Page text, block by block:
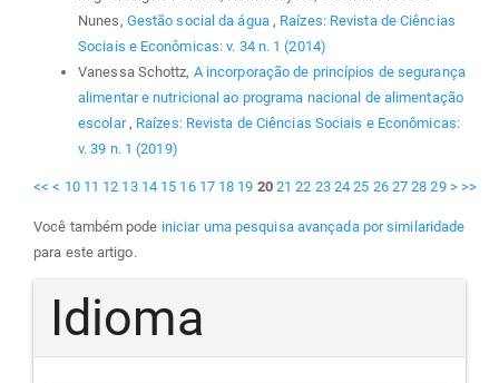
Nunes, Gestão social da água , Raízes: Revista de Ciências
Sociais e Econômicas: v. 34 n. 1 (2014)
Vanessa Schottz, A incorporação de princípios de segurança
alimentar e nutricional ao programa nacional de alimentação
escolar , Raízes: Revista de Ciências Sociais e Econômicas:
v. 39 n. 1 (2019)
<< < 10 11 12 13 14 15 16 17 18 19 20 21 22 23 24 25 26 27 28 29 > >>
Você também pode iniciar uma pesquisa avançada por similaridade
para este artigo.
Idioma